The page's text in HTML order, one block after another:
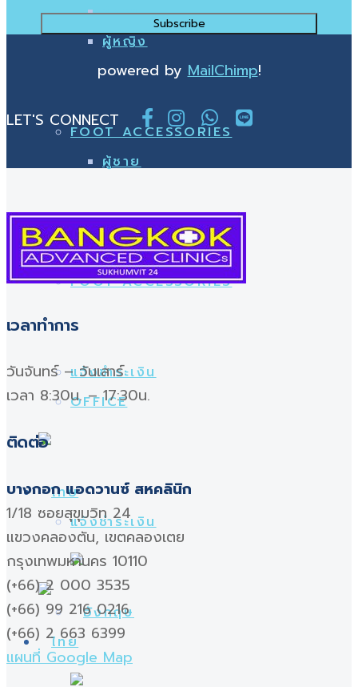
ผู้ชาย
FOOT ACCESSORIES
OFFICE
แจ้งชำระเงิน
ผู้หญิง
ผู้ชาย
FOOT ACCESSORIES
OFFICE
แจ้งชำระเงิน
powered byMailChimp!
LET'S CONNECT
เวลาทำการ
วันจันทร์ – วันเสาร์
เวลา 8:30น. – 17:30น.
ติดต่อ
บางกอก แอดวานซ์ สหคลินิก
1/18 ซอยสุขุมวิท 24
แขวงคลองตัน, เขตคลองเตย
กรุงเทพมหานคร 10110
(+66) 2 000 3535
(+66) 99 216 0216
(+66) 2 663 6399
แผนที่ Google Map